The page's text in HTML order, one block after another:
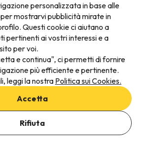
la disponibilità
Date di prenotazione
disponibili
personalizzata in base alle
mostrarvi pubblicità mirate in
Questi cookie ci aiutano a
pertinenti ai vostri interessi e a
per voi.
e continua", ci permetti di fornire
più efficiente e pertinente.
leggi la nostra Politica sui Cookies.
Accetta
Rifiuta